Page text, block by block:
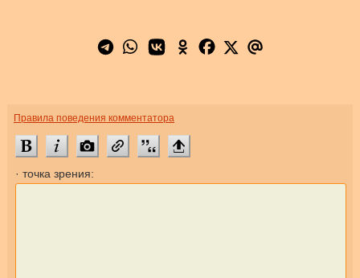
Правила поведения комментатора
· точка зрения: